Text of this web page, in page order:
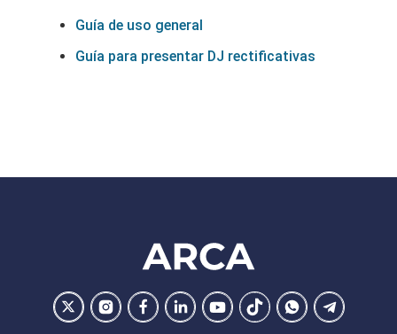
Guía de uso general
Guía para presentar DJ rectificativas
Ir
la
Conocer
la
Visitar
la
Dirigirme
a
Navegar
a
Navegar
a
Navegar
a
Navegar
a